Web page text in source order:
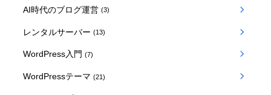
AI時代のブログ運営 (3)
レンタルサーバー (13)
WordPress入門 (7)
WordPressテーマ (21)